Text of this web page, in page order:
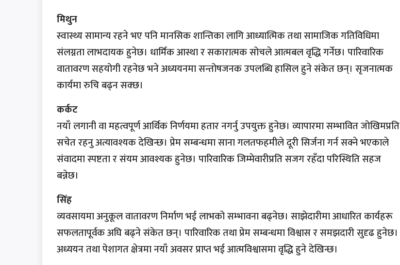
मिथुन
स्वास्थ्य सामान्य रहने भए पनि मानसिक शान्तिका लागि आध्यात्मिक तथा सामाजिक गतिविधिमा
संलग्नता लाभदायक हुनेछ। धार्मिक आस्था र सकारात्मक सोचले आत्मबल वृद्धि गर्नेछ। पारिवारिक
वातावरण सहयोगी रहनेछ भने अध्ययनमा सन्तोषजनक उपलब्धि हासिल हुने संकेत छन्। सृजनात्मक
कार्यमा रुचि बढ्न सक्छ।
कर्कट
नयाँ लगानी वा महत्वपूर्ण आर्थिक निर्णयमा हतार नगर्नु उपयुक्त हुनेछ। व्यापारमा सम्भावित जोखिमप्रति
सचेत रहनु अत्यावश्यक देखिन्छ। प्रेम सम्बन्धमा साना गलतफहमीले दूरी सिर्जना गर्न सक्ने भएकाले
संवादमा स्पष्टता र संयम आवश्यक हुनेछ। पारिवारिक जिम्मेवारीप्रति सजग रहँदा परिस्थिति सहज
बन्नेछ।
सिंह
व्यवसायमा अनुकूल वातावरण निर्माण भई लाभको सम्भावना बढ्नेछ। साझेदारीमा आधारित कार्यहरू
सफलतापूर्वक अघि बढ्ने संकेत छन्। पारिवारिक तथा प्रेम सम्बन्धमा विश्वास र समझदारी सुदृढ हुनेछ।
अध्ययन तथा पेशागत क्षेत्रमा नयाँ अवसर प्राप्त भई आत्मविश्वासमा वृद्धि हुने देखिन्छ।